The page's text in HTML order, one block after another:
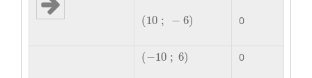
(10 ; − 6)
(10 ; 0
(−10 ; 6)
(− 10; ) 0